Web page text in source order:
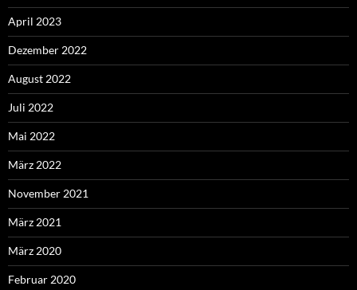
April 2023
Dezember 2022
August 2022
Juli 2022
Mai 2022
März 2022
November 2021
März 2021
März 2020
Februar 2020